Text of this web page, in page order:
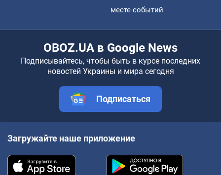
месте событий
OBOZ.UA в Google News
Подписывайтесь, чтобы быть в курсе последних
новостей Украины и мира сегодня
Подписаться
Загружайте наше приложение